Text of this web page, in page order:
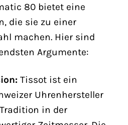
80 bietet eine
die sie zu einer
machen. Hier sind
Argumente:
Tissot ist ein
Uhrenhersteller
in der